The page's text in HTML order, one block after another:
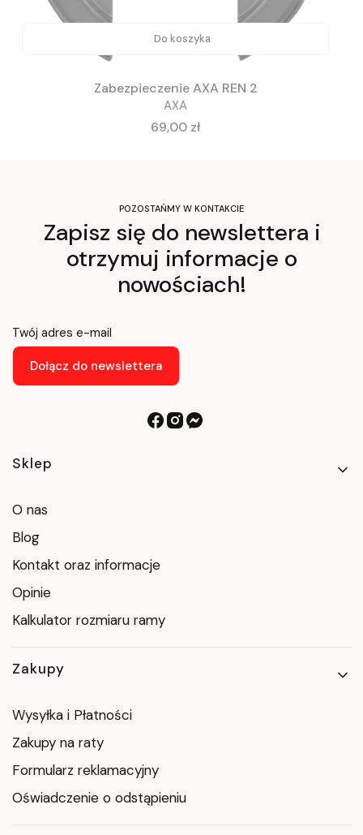
Do koszyka
Zabezpieczenie AXA REN 2
AXA
Cena
69,00 zł
POZOSTAŃMY W KONTAKCIE
Zapisz się do newslettera i
otrzymuj informacje o
nowościach!
Twój adres e-mail
Dołącz do newslettera
Linki w stopce
Sklep
O nas
Blog
Kontakt oraz informacje
Opinie
Kalkulator rozmiaru ramy
Zakupy
Wysyłka i Płatności
Zakupy na raty
Formularz reklamacyjny
Oświadczenie o odstąpieniu